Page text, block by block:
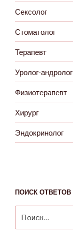
Сексолог
Стоматолог
Терапевт
Уролог-андролог
Физиотерапевт
Хирург
Эндокринолог
ПОИСК ОТВЕТОВ